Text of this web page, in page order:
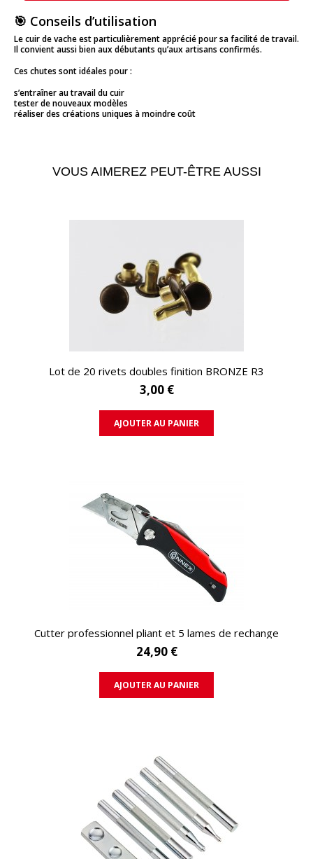
🎯 Conseils d’utilisation
Le cuir de vache est particulièrement apprécié pour sa facilité de travail.
Il convient aussi bien aux débutants qu’aux artisans confirmés.
Ces chutes sont idéales pour :
s’entraîner au travail du cuir
tester de nouveaux modèles
réaliser des créations uniques à moindre coût
VOUS AIMEREZ PEUT-ÊTRE AUSSI
APERÇU RAPIDE
Lot de 20 rivets doubles finition BRONZE R3
3,00 €
AJOUTER AU PANIER
APERÇU RAPIDE
Cutter professionnel pliant et 5 lames de rechange
24,90 €
AJOUTER AU PANIER